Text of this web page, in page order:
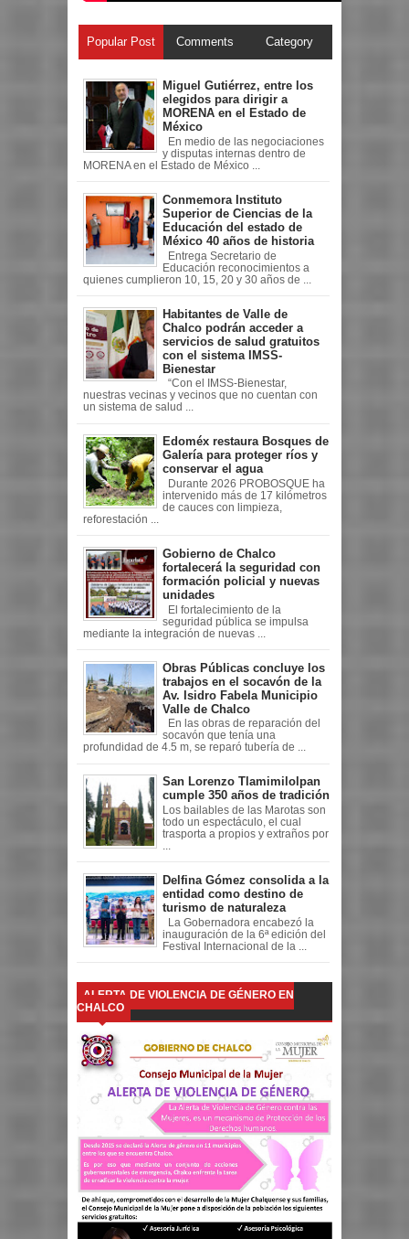
Popular Post Comments Category
Miguel Gutiérrez, entre los
elegidos para dirigir a
MORENA en el Estado de
México
En medio de las negociaciones
y disputas internas dentro de
MORENA en el Estado de México ...
Conmemora Instituto
Superior de Ciencias de la
Educación del estado de
México 40 años de historia
Entrega Secretario de
Educación reconocimientos a
quienes cumplieron 10, 15, 20 y 30 años de ...
Habitantes de Valle de
Chalco podrán acceder a
servicios de salud gratuitos
con el sistema IMSS-
Bienestar
“Con el IMSS-Bienestar,
nuestras vecinas y vecinos que no cuentan con
un sistema de salud ...
Edoméx restaura Bosques de
Galería para proteger ríos y
conservar el agua
Durante 2026 PROBOSQUE ha
intervenido más de 17 kilómetros
de cauces con limpieza,
reforestación ...
Gobierno de Chalco
fortalecerá la seguridad con
formación policial y nuevas
unidades
El fortalecimiento de la
seguridad pública se impulsa
mediante la integración de nuevas ...
Obras Públicas concluye los
trabajos en el socavón de la
Av. Isidro Fabela Municipio
Valle de Chalco
En las obras de reparación del
socavón que tenía una
profundidad de 4.5 m, se reparó tubería de ...
San Lorenzo Tlamimilolpan
cumple 350 años de tradición
Los bailables de las Marotas son
todo un espectáculo, el cual
trasporta a propios y extraños por
Delfina Gómez consolida a la
entidad como destino de
turismo de naturaleza
La Gobernadora encabezó la
inauguración de la 6ª edición del
Festival Internacional de la ...
ALERTA DE VIOLENCIA DE GÉNERO EN
CHALCO